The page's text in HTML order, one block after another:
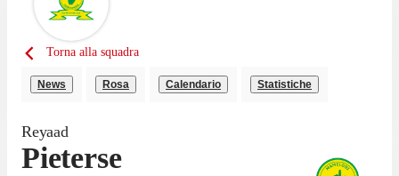
Torna alla squadra
News Rosa Calendario Statistiche
Reyaad
Pieterse